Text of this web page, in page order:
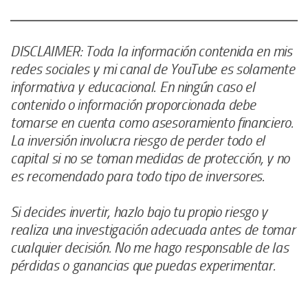
DISCLAIMER: Toda la información contenida en mis
redes sociales y mi canal de YouTube es solamente
informativa y educacional. En ningún caso el
contenido o información proporcionada debe
tomarse en cuenta como asesoramiento financiero.
La inversión involucra riesgo de perder todo el
capital si no se toman medidas de protección, y no
es recomendado para todo tipo de inversores.
Si decides invertir, hazlo bajo tu propio riesgo y
realiza una investigación adecuada antes de tomar
cualquier decisión. No me hago responsable de las
pérdidas o ganancias que puedas experimentar.